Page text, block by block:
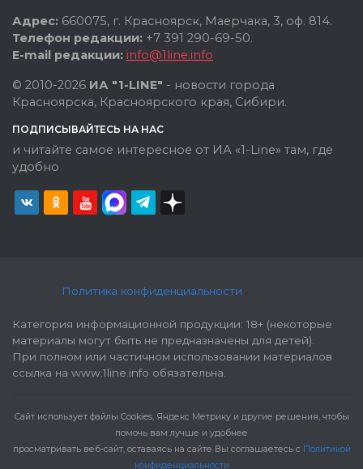
Адрес: 660075, г. Красноярск, Маерчака, 3, оф. 814.
Телефон редакции: +7 391 290-69-50.
E-mail редакции: info@1line.info
© 2010-2026 ИА "1-LINE" - новости города
Красноярска, Красноярского края, Сибири.
ПОДПИСЫВАЙТЕСЬ НА НАС
и читайте самое интересное от ИА «1-Line» там, где
удобно
Политика конфиденциальности
Категория информационной продукции: 18+ (некоторые
материалы могут быть не предназначены для детей).
При полном или частичном использовании материалов
ссылка на www.1line.info обязательна.
Cайт использует файлы Cookies, Яндекс Метрику и другие решения, чтобы
помочь вам лучше и удобнее
просматривать веб-сайт, оставаясь на сайте Вы соглашаетесь с Политикой
конфиденциальности